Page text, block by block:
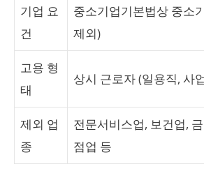
기업 요
건
중소기업기본법상 중소
제외)
고용 형
태
상시 근로자 (일용직, 사
제외 업
종
전문서비스업, 보건업,
점업 등